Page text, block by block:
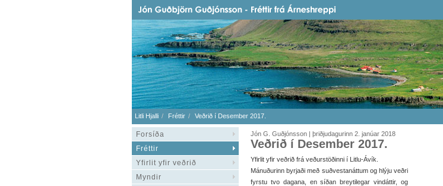
Litli Hjalli Fréttir Veðrið í Desember 2017.
Forsíða
Fréttir
Yfirlit yfir veðrið
Myndir
Jón G. Guðjónsson | þriðjudagurinn 2. janúar 2018
Veðrið í Desember 2017.
Yfirlit yfir veðrið frá veðurstöðinni í Litlu-Ávík.
Mánuðurinn byrjaði með suðvestanáttum og hlýju veðri
fyrstu tvo dagana, en síðan breytilegar vindáttir, og